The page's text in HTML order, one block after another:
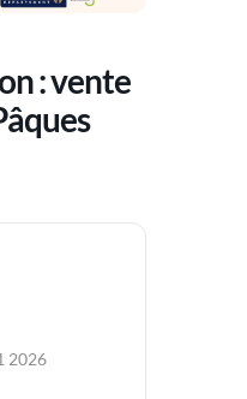
: vente
2026